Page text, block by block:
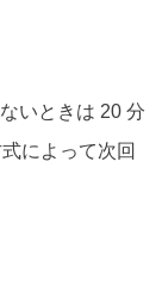
いときは 20 分
によって次回